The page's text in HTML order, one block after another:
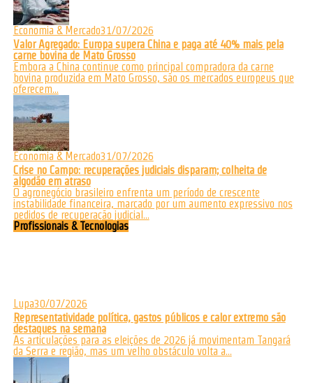
Economia & Mercado31/07/2026
Valor Agregado: Europa supera China e paga até 40% mais pela
carne bovina de Mato Grosso
Embora a China continue como principal compradora da carne
bovina produzida em Mato Grosso, são os mercados europeus que
oferecem...
Economia & Mercado31/07/2026
Crise no Campo: recuperações judiciais disparam; colheita de
algodão em atraso
O agronegócio brasileiro enfrenta um período de crescente
instabilidade financeira, marcado por um aumento expressivo nos
pedidos de recuperação judicial...
Profissionais & Tecnologias
Lupa30/07/2026
Representatividade política, gastos públicos e calor extremo são
destaques na semana
As articulações para as eleições de 2026 já movimentam Tangará
da Serra e região, mas um velho obstáculo volta a...